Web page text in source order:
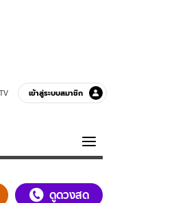
เข้าสู่ระบบสมาชิก
รอบตัวดูดวงสด